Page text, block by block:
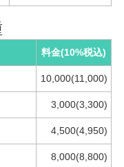
料金(10%税込)
10,000(11,000)
3,000(3,300)
4,500(4,950)
8,000(8,800)